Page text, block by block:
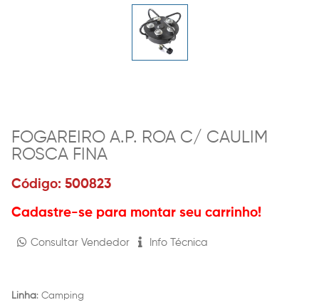
FOGAREIRO A.P. ROA C/ CAULIM
ROSCA FINA
Código: 500823
Cadastre-se para montar seu carrinho!
Consultar Vendedor Info Técnica
Linha: Camping